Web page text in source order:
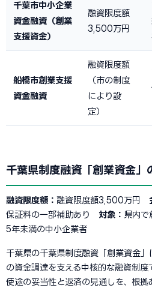
千葉市中小企業
資金融資（創業
支援資金）
融資限度額
3,500万円
船橋市創業支援
資金融資
融資限度額
（市の制度
により設
定）
千葉県制度融資「創業資金」
融資限度額： 融資限度額3,500万円
保証料の一部補助あり 対象： 県内で
5年未満の中小企業者
千葉県の千葉県制度融資「創業資金
の資金調達を支える中核的な融資制度
使途の妥当性と返済の見通しを、根